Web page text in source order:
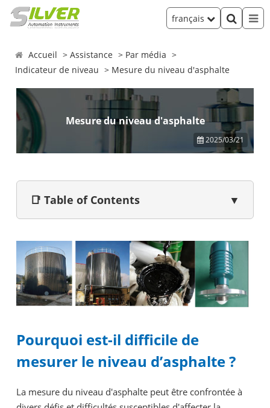
français
Accueil Assistance
Par média
Indicateur de niveau
Mesure du niveau d'asphalte
Mesure du niveau d'asphalte
2025/03/21
📑 Table of Contents ▼
Pourquoi est-il difficile de
mesurer le niveau d’asphalte ?
La mesure du niveau d'asphalte peut être confrontée à